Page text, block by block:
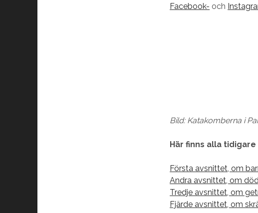
Facebook- och
Bild: Katakomberna i
Här finns alla
Första avsnittet, om
Andra avsnittet, om
Tredje avsnittet, om
Fjärde avsnittet, om